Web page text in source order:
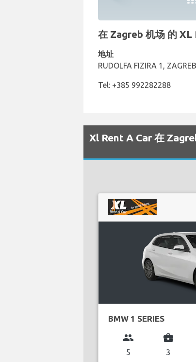
在 Zagreb 机场 的 XL
地址
RUDOLFA FIZIRA 1, ZAGREB
Tel: +385 992282288
Xl Rent A Car 在
BMW 1 SERIES
group
5
business_center
3